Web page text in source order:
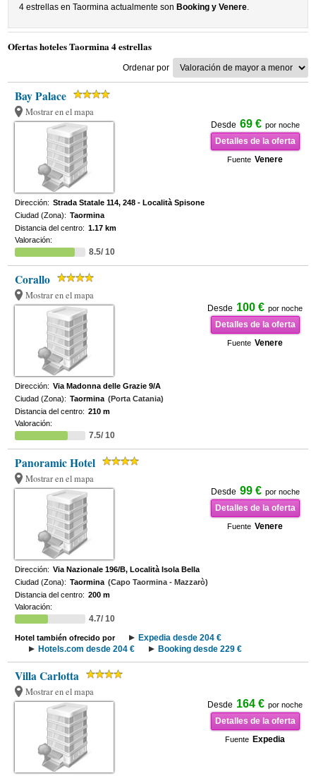
4 estrellas en Taormina actualmente son Booking y Venere.
Ofertas hoteles Taormina 4 estrellas
Ordenar por
Bay Palace
Mostrar en el mapa
Desde 69 € por noche
Detalles de la oferta
Fuente Venere
Dirección: Strada Statale 114, 248 - Località Spisone
Ciudad (Zona): Taormina
Distancia del centro: 1.17 km
Valoración:
8.5/ 10
Corallo
Mostrar en el mapa
Desde 100 € por noche
Detalles de la oferta
Fuente Venere
Dirección: Via Madonna delle Grazie 9/A
Ciudad (Zona): Taormina (Porta Catania)
Distancia del centro: 210 m
Valoración:
7.5/ 10
Panoramic Hotel
Mostrar en el mapa
Desde 99 € por noche
Detalles de la oferta
Fuente Venere
Dirección: Via Nazionale 196/B, Località Isola Bella
Ciudad (Zona): Taormina (Capo Taormina - Mazzarò)
Distancia del centro: 200 m
Valoración:
4.7/ 10
Hotel también ofrecido por
Expedia desde 204 €
Hotels.com desde 204 €
Booking desde 229 €
Villa Carlotta
Mostrar en el mapa
Desde 164 € por noche
Detalles de la oferta
Fuente Expedia